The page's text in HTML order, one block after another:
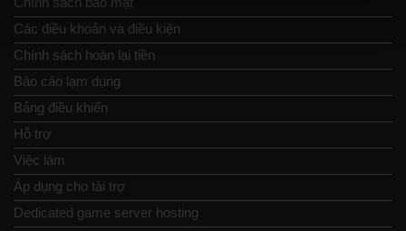
Các điều khoản và điều kiện
Chính sách hoàn lại tiền
Báo cáo lạm dụng
Bảng điều khiển
Hỗ trợ
Việc làm
Áp dụng cho tài trợ
Dedicated game server hosting